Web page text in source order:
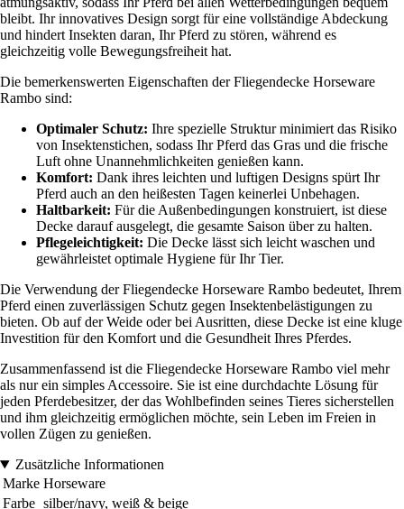
bleibt. Ihr innovatives Design sorgt für eine vollständige Abdeckung
und hindert Insekten daran, Ihr Pferd zu stören, während es
gleichzeitig volle Bewegungsfreiheit hat.
Die bemerkenswerten Eigenschaften der Fliegendecke Horseware
Rambo sind:
Optimaler Schutz: Ihre spezielle Struktur minimiert das Risiko
von Insektenstichen, sodass Ihr Pferd das Gras und die frische
Luft ohne Unannehmlichkeiten genießen kann.
Komfort: Dank ihres leichten und luftigen Designs spürt Ihr
Pferd auch an den heißesten Tagen keinerlei Unbehagen.
Haltbarkeit: Für die Außenbedingungen konstruiert, ist diese
Decke darauf ausgelegt, die gesamte Saison über zu halten.
Pflegeleichtigkeit: Die Decke lässt sich leicht waschen und
gewährleistet optimale Hygiene für Ihr Tier.
Die Verwendung der Fliegendecke Horseware Rambo bedeutet, Ihrem
Pferd einen zuverlässigen Schutz gegen Insektenbelästigungen zu
bieten. Ob auf der Weide oder bei Ausritten, diese Decke ist eine kluge
Investition für den Komfort und die Gesundheit Ihres Pferdes.
Zusammenfassend ist die Fliegendecke Horseware Rambo viel mehr
als nur ein simples Accessoire. Sie ist eine durchdachte Lösung für
jeden Pferdebesitzer, der das Wohlbefinden seines Tieres sicherstellen
und ihm gleichzeitig ermöglichen möchte, sein Leben im Freien in
vollen Zügen zu genießen.
Zusätzliche Informationen
Marke Horseware
Farbe silber/navy, weiß & beige